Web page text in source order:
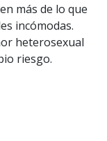
más de lo que
incómodas.
heterosexual
riesgo.